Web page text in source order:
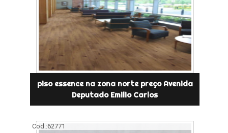
piso essence na zona norte preço Avenida
Deputado Emilio Carlos
Cod.:62771